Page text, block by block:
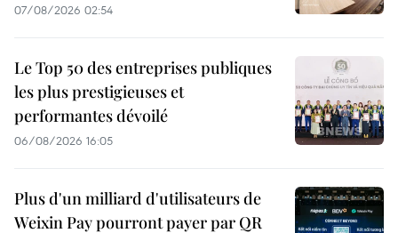
07/08/2026 02:54
Le Top 50 des entreprises publiques
les plus prestigieuses et
performantes dévoilé
06/08/2026 16:05
Plus d'un milliard d'utilisateurs de
Weixin Pay pourront payer par QR